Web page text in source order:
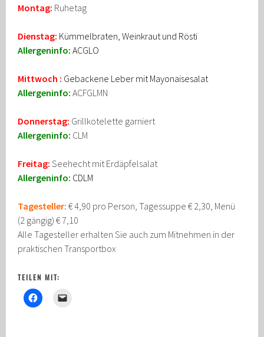
Montag: Ruhetag
Dienstag: Kümmelbraten, Weinkraut und Rösti
Allergeninfo: ACGLO
Mittwoch : Gebackene Leber mit Mayonaisesalat
Allergeninfo: ACFGLMN
Donnerstag: Grillkotelette garniert
Allergeninfo: CLM
Freitag: Seehecht mit Erdäpfelsalat
Allergeninfo: CDLM
Tagesteller: € 4,90 pro Person, Tagessuppe € 2,30, Menü
(2 gängig) € 7,10
Alle Tagesteller erhalten Sie auch zum Mitnehmen in der
praktischen Transportbox
TEILEN MIT: